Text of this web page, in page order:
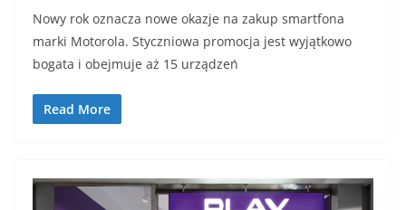
Nowy rok oznacza nowe okazje na zakup smartfona
marki Motorola. Styczniowa promocja jest wyjątkowo
bogata i obejmuje aż 15 urządzeń
Read More